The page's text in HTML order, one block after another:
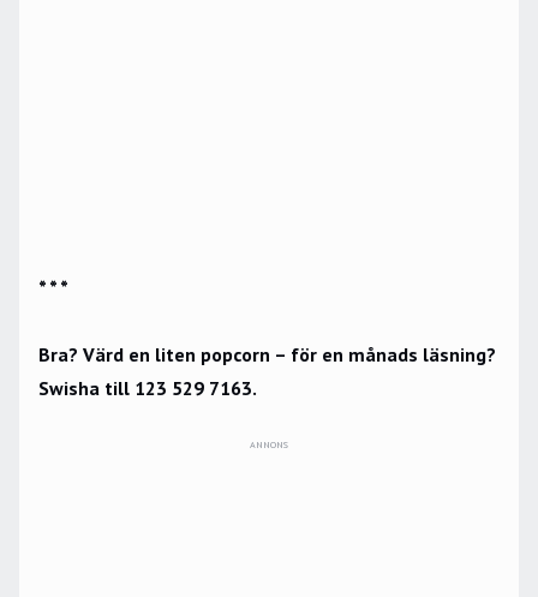
* * *
Bra? Värd en liten popcorn – för en månads läsning?
Swisha till 123 529 7163.